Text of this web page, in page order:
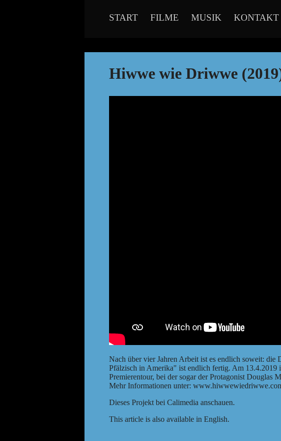
START FILME MUSIK KONTAKT
Hiwwe wie Driwwe
Nach über vier Jahren Arbeit ist es endlich soweit:
Pfälzisch in Amerika" ist endlich fertig. Am 13.4.2019
Premierentour, bei der sogar der Protagonist Douglas
Mehr Informationen unter:
Dieses Projekt bei Calimedia anschauen.
This article is also available in English.